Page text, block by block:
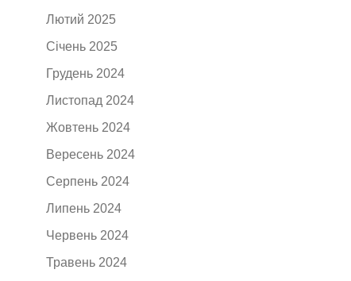
Лютий 2025
Січень 2025
Грудень 2024
Листопад 2024
Жовтень 2024
Вересень 2024
Серпень 2024
Липень 2024
Червень 2024
Травень 2024